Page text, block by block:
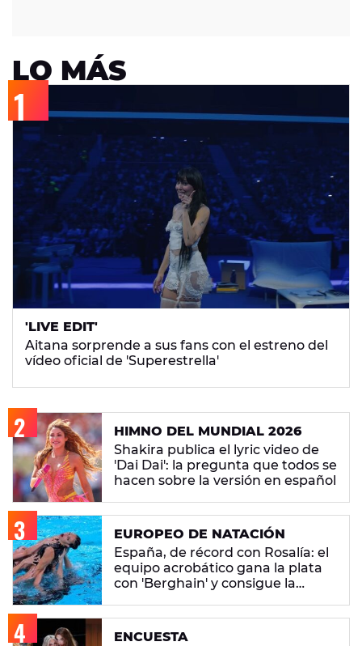
LO MÁS
'LIVE EDIT'
Aitana sorprende a sus fans con el estreno del
vídeo oficial de 'Superestrella'
HIMNO DEL MUNDIAL 2026
Shakira publica el lyric video de
'Dai Dai': la pregunta que todos se
hacen sobre la versión en español
EUROPEO DE NATACIÓN
España, de récord con Rosalía: el
equipo acrobático gana la plata
con 'Berghain' y consigue la
ENCUESTA